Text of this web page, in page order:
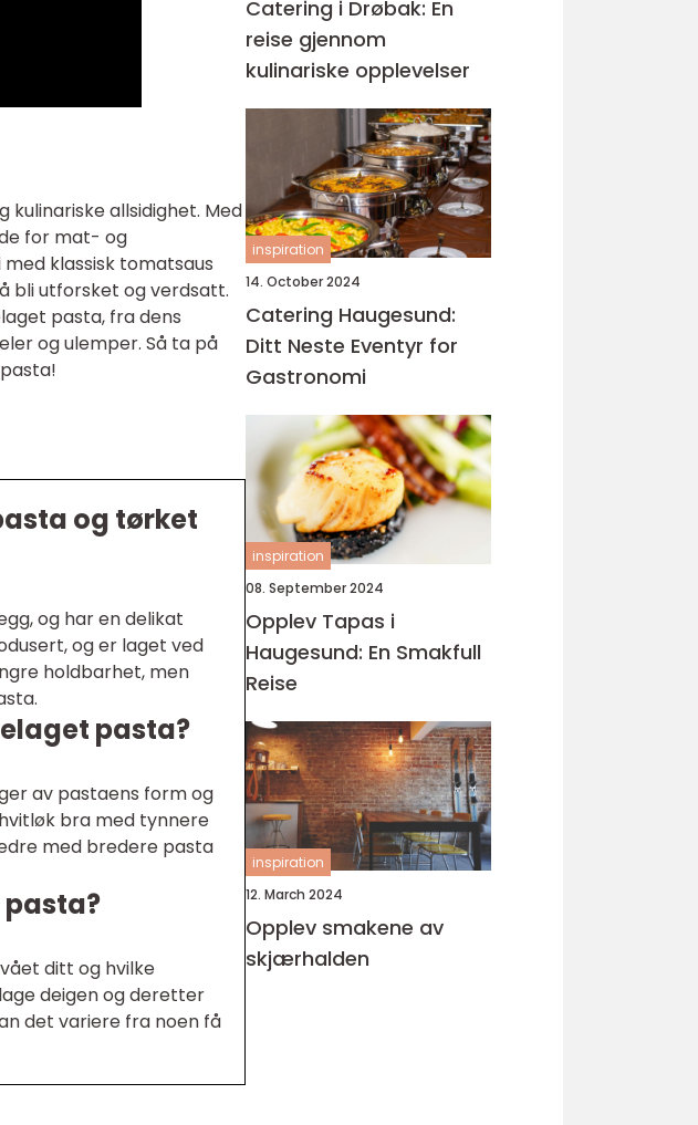
kulinariske allsidighet. Med
for mat- og
klassisk tomatsaus
bli utforsket og verdsatt.
pasta, fra dens
og ulemper. Så ta på
og tørket
og har en delikat
og er laget ved
holdbarhet, men
pasta?
av pastaens form og
bra med tynnere
med bredere pasta
ditt og hvilke
deigen og deretter
det variere fra noen få
Catering i Drøbak: En
reise gjennom
kulinariske opplevelser
inspiration
14. October 2024
Catering Haugesund:
Ditt Neste Eventyr for
Gastronomi
inspiration
08. September 2024
Opplev Tapas i
Haugesund: En Smakfull
Reise
inspiration
12. March 2024
Opplev smakene av
skjærhalden